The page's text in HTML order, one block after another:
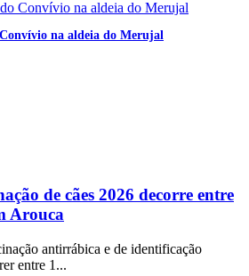
na aldeia do Merujal
de cães 2026 decorre entre
Arouca
antirrábica e de identificação
entre 1...